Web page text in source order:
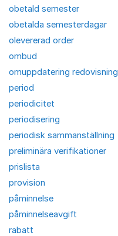
obetald semester
obetalda semesterdagar
olevererad order
ombud
omuppdatering redovisning
period
periodicitet
periodisering
periodisk sammanställning
preliminära verifikationer
prislista
provision
påminnelse
påminnelseavgift
rabatt